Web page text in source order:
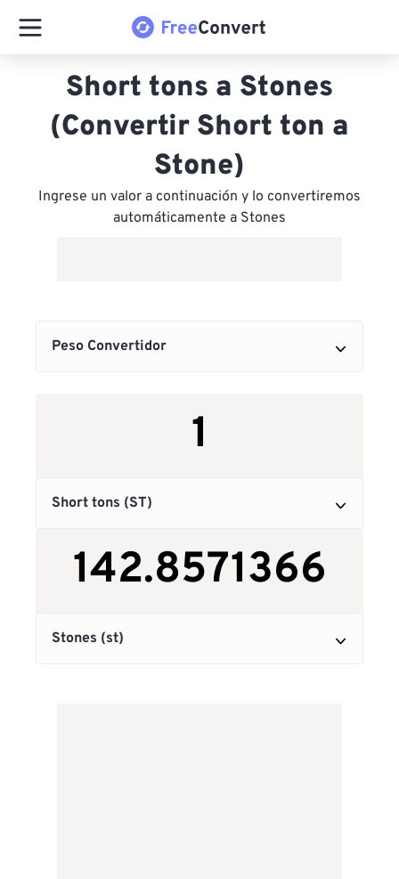
Short tons a Stones
(Convertir Short ton a
Stone)
Ingrese un valor a continuación y lo convertiremos
automáticamente a Stones